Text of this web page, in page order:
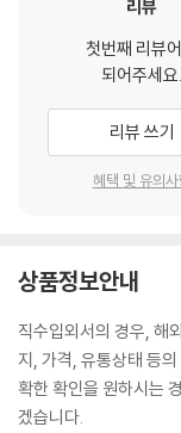
리뷰
첫번째 리뷰
되어주세요.
리뷰 쓰기
혜택 및 유의
상품정보안내
직수입외서의 경우, 해
지, 가격, 유통상태 등
확한 확인을 원하시는
겠습니다.